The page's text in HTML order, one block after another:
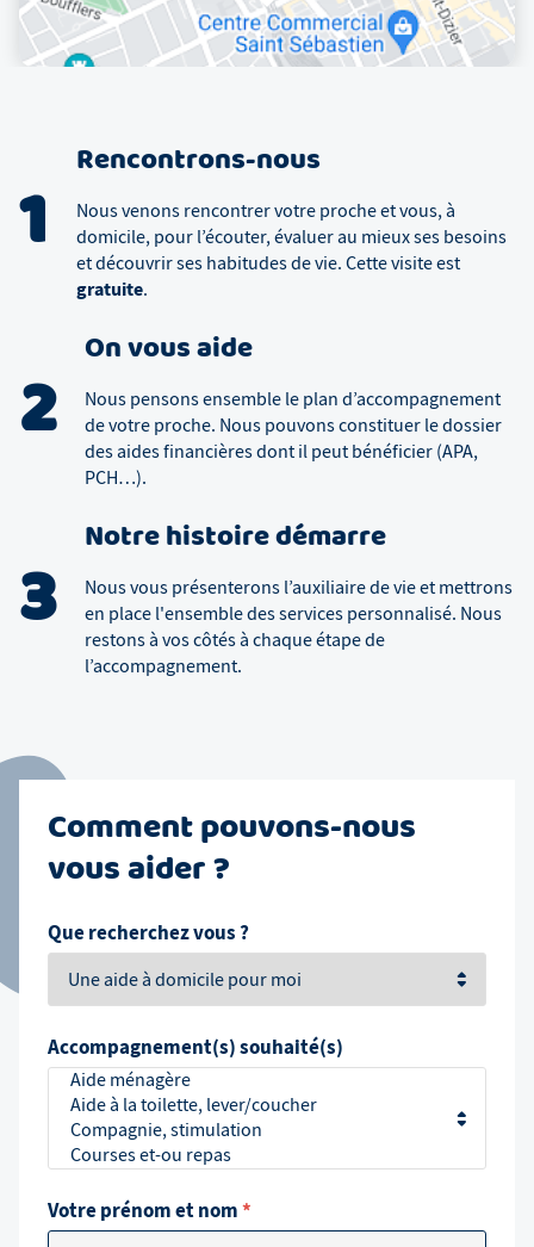
1
Rencontrons-nous
Nous venons rencontrer votre proche et vous, à
domicile, pour l’écouter, évaluer au mieux ses besoins
et découvrir ses habitudes de vie. Cette visite est
gratuite.
2
On vous aide
Nous pensons ensemble le plan d’accompagnement
de votre proche. Nous pouvons constituer le dossier
des aides financières dont il peut bénéficier (APA,
PCH…).
3
Notre histoire démarre
Nous vous présenterons l’auxiliaire de vie et mettrons
en place l'ensemble des services personnalisé. Nous
restons à vos côtés à chaque étape de
l’accompagnement.
Comment pouvons-nous
vous aider ?
Que recherchez vous ?
Accompagnement(s) souhaité(s)
Votre prénom et nom*